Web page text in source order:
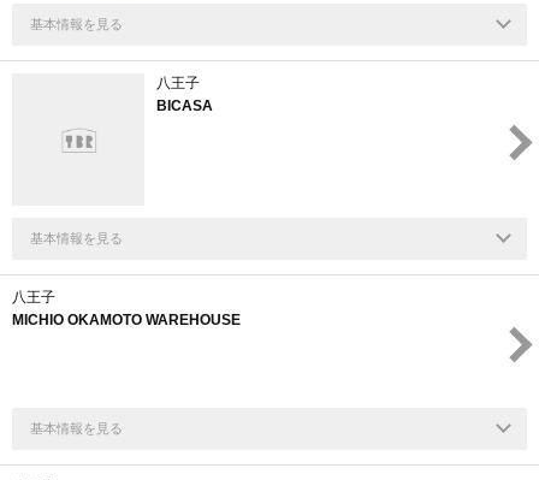
基本情報を見る
八王子
BICASA
基本情報を見る
八王子
MICHIO OKAMOTO WAREHOUSE
基本情報を見る